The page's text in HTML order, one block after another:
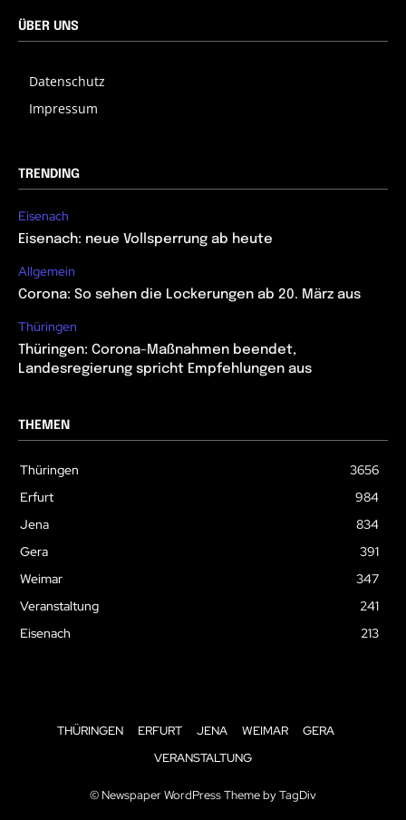
ÜBER UNS
Datenschutz
Impressum
TRENDING
Eisenach
Eisenach: neue Vollsperrung ab heute
Allgemein
Corona: So sehen die Lockerungen ab 20. März aus
Thüringen
Thüringen: Corona-Maßnahmen beendet,
Landesregierung spricht Empfehlungen aus
THEMEN
Thüringen
3656
Erfurt
984
Jena
834
Gera
391
Weimar
347
Veranstaltung
241
Eisenach
213
THÜRINGEN ERFURT JENA WEIMAR
GERA
VERANSTALTUNG
© Newspaper WordPress Theme by TagDiv